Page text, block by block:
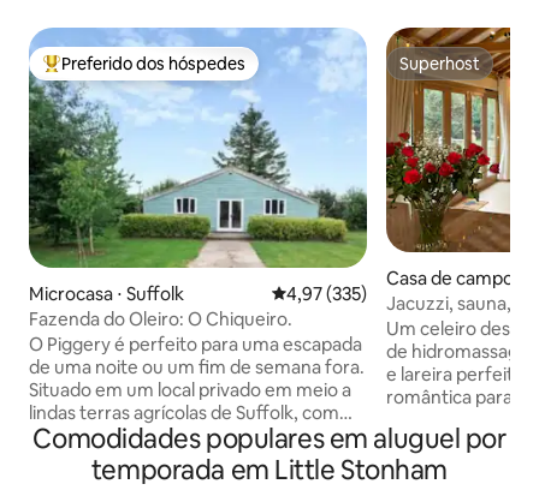
Entre os melhores preferidos dos hóspedes
Preferido dos hóspedes
Microcasa ⋅ Suffolk 4,97 de uma avaliação média de
4,97 (335)
Fazenda do Oleiro: O Chiqueiro.
O Piggery é perfeito para uma escapada
de uma noite ou um fim de semana fora.
Situado em um local privado em meio a
lindas terras agrícolas de Suffolk, com
fácil acesso a quilômetros de trilhas,
pontes, vias navegáveis e pistas rurais
tranquilas para caminhar ou pedalar ao
Superhost
Superhost
Casa de campo ⋅
Jacuzzi, sauna,
cães
Um celeiro
de
e lareira perfeitos
romântica para Suffolk.
parte da coleção
Suffolk. Podemos até arranjar uma
massagista e um
Comodidades populares em aluguel por
temporada em Little Stonham